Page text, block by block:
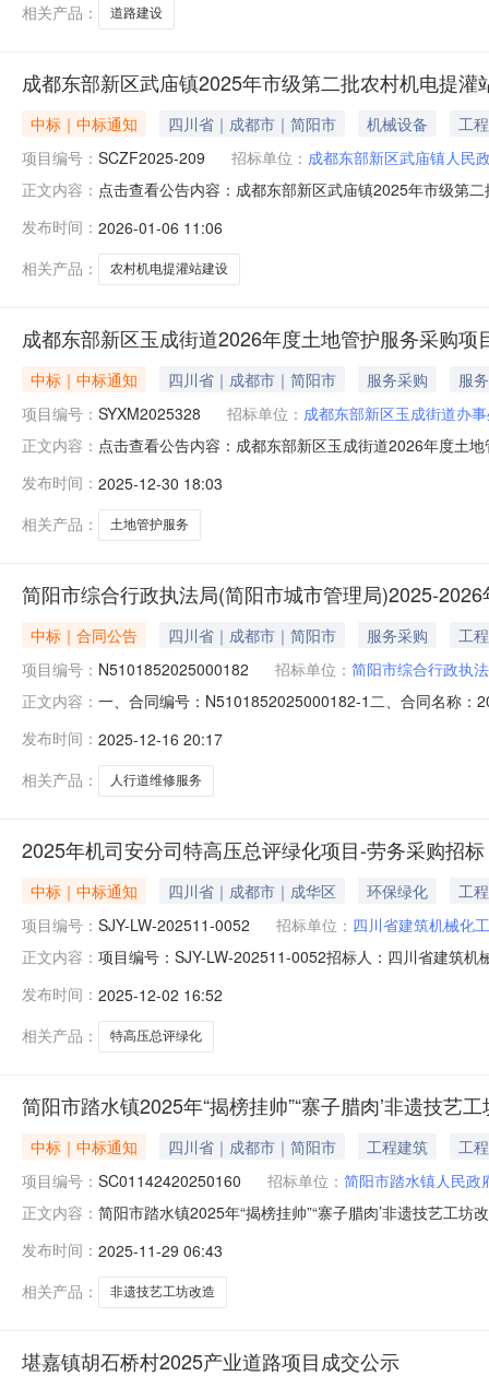
相关产品：
道路建设
成都东部新区武庙镇2025年市级第二批农村机电提灌
中标｜中标通知 四川省｜成都市｜简阳市 机械设备
工程
项目编号： SCZF2025-209 招标单位： 成都东部新区武庙镇人民
正文内容： 点击查看公告内容：成都东部新区武庙镇2025年市级第
发布时间： 2026-01-06 11:06
相关产品：
农村机电提灌站建设
成都东部新区玉成街道2026年度土地管护服务采购项
中标｜中标通知 四川省｜成都市｜简阳市 服务采购
服务
项目编号： SYXM2025328 招标单位： 成都东部新区玉成街道办
正文内容： 点击查看公告内容：成都东部新区玉成街道2026年度土
发布时间： 2025-12-30 18:03
相关产品：
土地管护服务
简阳市综合行政执法局(简阳市城市管理局)2025-
中标｜合同公告 四川省｜成都市｜简阳市 服务采购
工程
项目编号： N5101852025000182 招标单位： 简阳市综合行政执
正文内容： 一、合同编号：N5101852025000182-1二、合同名称
石兴建筑工程有限公司地址：成都东部新区石板凳街道
发布时间： 2025-12-16 20:17
相关产品：
人行道维修服务
2025年机司安分司特高压总评绿化项目-劳务采购招标
中标｜中标通知 四川省｜成都市｜成华区 环保绿化
工程
项目编号： SJY-LW-202511-0052 招标单位： 四川省建筑机械化
正文内容： 项目编号：SJY-LW-202511-0052招标人：四川省建筑
发布时间： 2025-12-02 16:52
相关产品：
特高压总评绿化
简阳市踏水镇2025年“揭榜挂帅”“寨子腊肉’非遗技艺
中标｜中标通知 四川省｜成都市｜简阳市 工程建筑
工程
项目编号： SC01142420250160 招标单位： 简阳市踏水镇人民政
正文内容： 简阳市踏水镇2025年“揭榜挂帅”“寨子腊肉’非遗技艺工
村产权交易所阳光电子招采系统三、评审结果第一成交
发布时间： 2025-11-29 06:43
相关产品：
非遗技艺工坊改造
堪嘉镇胡石桥村2025产业道路项目成交公示